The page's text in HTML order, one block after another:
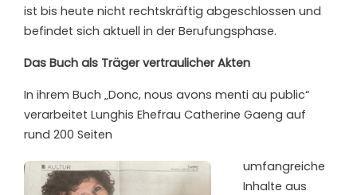
ist bis heute nicht rechtskräftig abgeschlossen und
befindet sich aktuell in der Berufungsphase.
Das Buch als Träger vertraulicher Akten
In ihrem Buch „Donc, nous avons menti au public“
verarbeitet Lunghis Ehefrau Catherine Gaeng auf
rund 200 Seiten
umfangreiche
Inhalte aus